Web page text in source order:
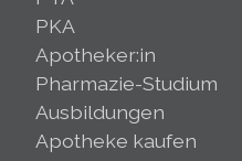
PKA
Apotheker:in
Pharmazie-Studium
Ausbildungen
Apotheke kaufen